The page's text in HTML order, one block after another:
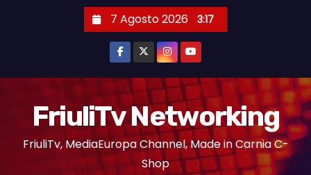
7 Agosto 2026 3:17
FriuliTv Networking
FriuliTv, MediaEuropa Channel, Made in Carnia C-
Shop